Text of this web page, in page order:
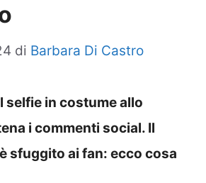
di Barbara Di Castro
selfie in costume allo
i commenti social. Il
sfuggito ai fan: ecco cosa